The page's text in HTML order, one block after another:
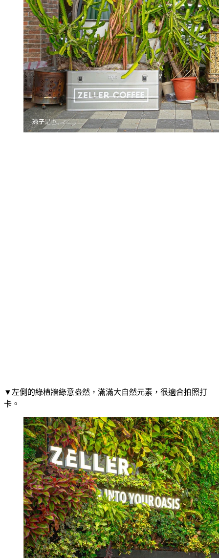
▼左側的綠植牆綠意盎然，滿滿大自然元素，很適合拍照打
卡。